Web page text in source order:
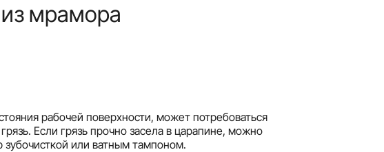
мрамора
рабочей поверхности, может потребоваться
Если грязь прочно засела в царапине, можно
или ватным тампоном.